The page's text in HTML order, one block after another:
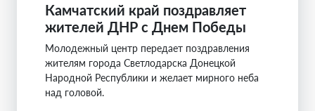
Камчатский край поздравляет
жителей ДНР с Днем Победы
Молодежный центр передает поздравления
жителям города Светлодарска Донецкой
Народной Республики и желает мирного неба
над головой.